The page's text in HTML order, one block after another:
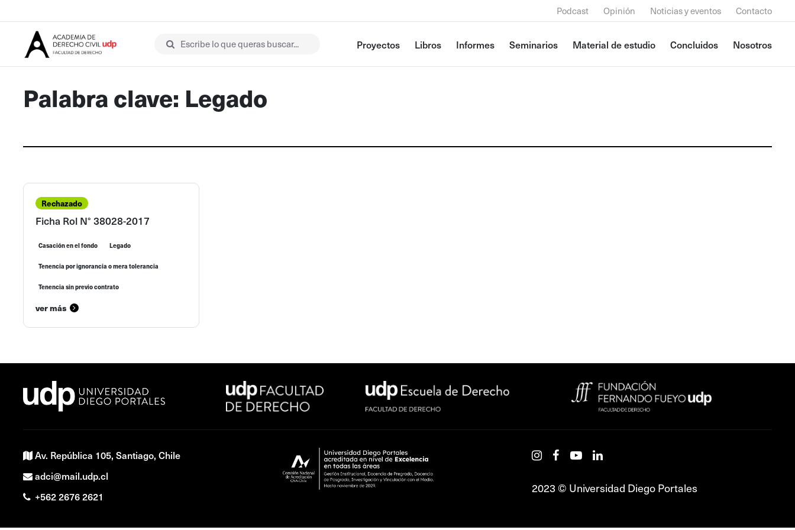
Podcast Opinión Noticias y eventos Contacto
Escribe lo que queras buscar... Proyectos Libros Informes Seminarios Material de estudio Concluidos Nosotros
Palabra clave: Legado
Rechazado
Ficha Rol N° 38028-2017
Casación en el fondo Legado
Tenencia por ignorancia o mera tolerancia
Tenencia sin previo contrato
ver más
Av. República 105, Santiago, Chile
adci@mail.udp.cl
+562 2676 2621
2023 © Universidad Diego Portales